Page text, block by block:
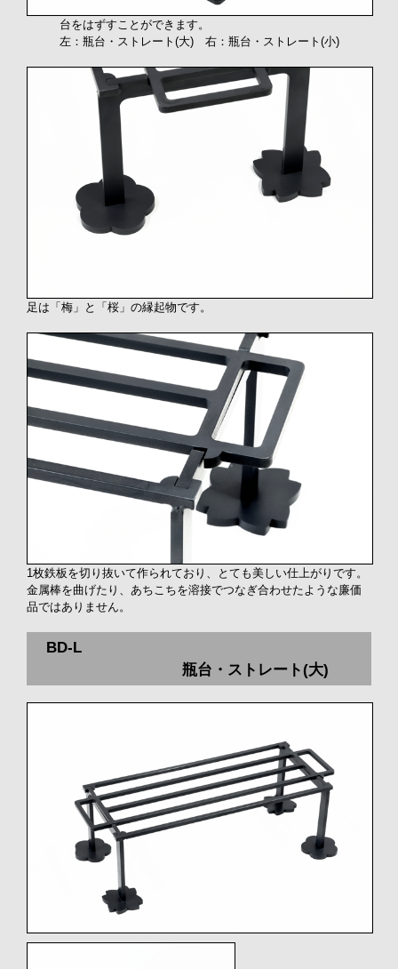
台をはずすことができます。
左：瓶台・ストレート(大) 右：瓶台・ストレート(小)
足は「梅」と「桜」の縁起物です。
1枚鉄板を切り抜いて作られており、とても美しい仕上がりです。
金属棒を曲げたり、あちこちを溶接でつなぎ合わせたような廉価
品ではありません。
BD-L
瓶台・ストレート(大)